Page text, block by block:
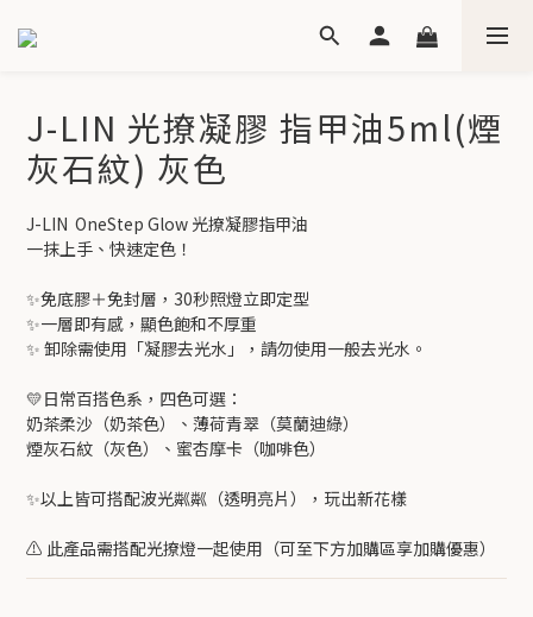
J-LIN 光撩凝膠 指甲油5ml(煙
灰石紋) 灰色
J-LIN  OneStep Glow 光撩凝膠指甲油
一抹上手、快速定色！
✨免底膠＋免封層，30秒照燈立即定型
✨一層即有感，顯色飽和不厚重
✨ 卸除需使用「凝膠去光水」，請勿使用一般去光水。
💛日常百搭色系，四色可選：
奶茶柔沙（奶茶色）、薄荷青翠（莫蘭迪綠）
煙灰石紋（灰色）、蜜杏摩卡（咖啡色）
✨以上皆可搭配波光粼粼（透明亮片），玩出新花樣
⚠️ 此產品需搭配光撩燈一起使用（可至下方加購區享加購優惠）